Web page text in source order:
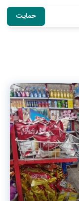
حمایت